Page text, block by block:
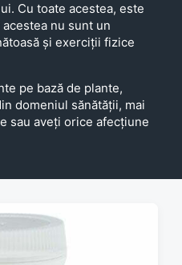
Cu toate acestea, este
nu sunt un
și exerciții fizice
pe bază de plante,
domeniul sănătății, mai
sau aveți orice afecțiune